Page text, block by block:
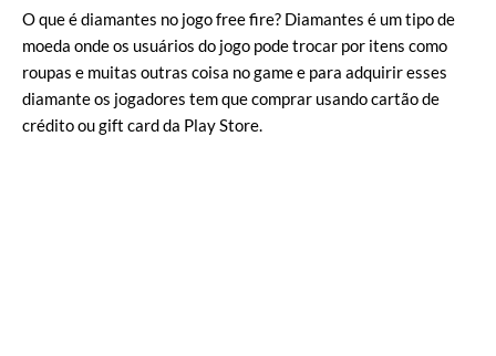
O que é diamantes no jogo free fire? Diamantes é um tipo de
moeda onde os usuários do jogo pode trocar por itens como
roupas e muitas outras coisa no game e para adquirir esses
diamante os jogadores tem que comprar usando cartão de
crédito ou gift card da Play Store.